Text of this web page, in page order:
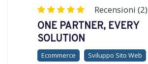
Recensioni (2)
ONE PARTNER, EVERY
SOLUTION
Ecommerce
Sviluppo Sito Web